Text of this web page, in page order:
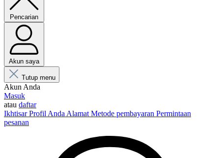
Pencarian
Akun saya
Tutup menu
Akun Anda
Masuk
atau daftar
IkhtisarProfil Anda Alamat Metode pembayaran Permintaan
pesanan